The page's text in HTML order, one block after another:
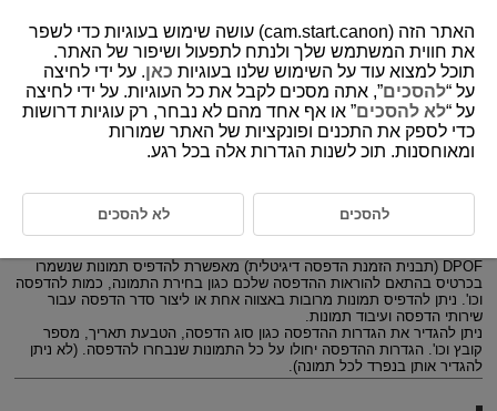
D185-148
הזמנת הדפסה (DPOF)
אפשרויות הדפסה
בחירת תמונות להדפסה
DPOF (תבנית הזמנת הדפסה דיגיטלית) מאפשרת להדפיס תמונות שנשמרו
בכרטיס בהתאם להוראות ההדפסה שלכם כגון בחירת התמונה, כמות להדפסה
וכו'. ניתן להדפיס תמונות מרובות באצווה אחת או ליצור סדר הדפסה עבור
שירותי הדפסה ועיבוד תמונות.
ניתן להגדיר את הגדרות ההדפסה כגון סוג הדפסה, הטבעת תאריך, מספר
קובץ וכו'. הגדרות ההדפסה יחולו על כל התמונות שנבחרו להדפסה. (לא ניתן
להגדיר אותן בנפרד לכל תמונה).
האתר הזה (cam.start.canon) עושה שימוש בעוגיות כדי לשפר
את חווית המשתמש שלך ולנתח לתפעול ושיפור של האתר.
תוכל למצוא עוד על השימוש שלנו בעוגיות כאן. על ידי לחיצה
על “להסכים”, אתה מסכים לקבל את כל העוגיות. על ידי לחיצה
על “לא להסכים” או אף אחד מהם לא נבחר, רק עוגיות דרושות
כדי לספק את התכנים ופונקציות של האתר שמורות
ומאוחסנות. תוכ לשנות הגדרות אלה בכל רגע.
להסכים לא להסכים